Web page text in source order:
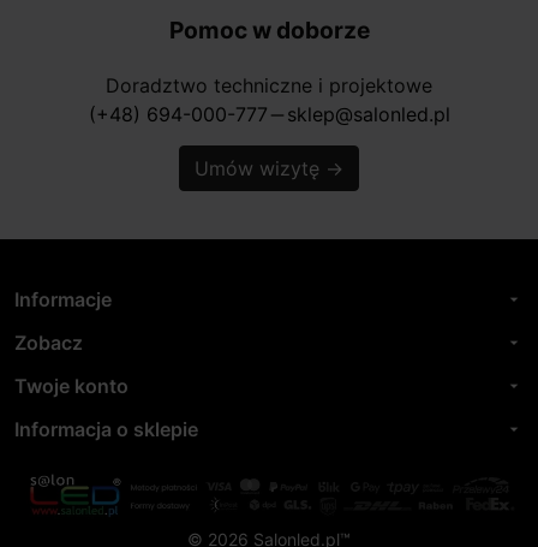
Pomoc w doborze
Doradztwo techniczne i projektowe
(+48) 694-000-777 horizontal_rule sklep@salonled.pl
Umów wizytę →
Informacje arrow_drop_down
Zobacz arrow_drop_down
Twoje konto arrow_drop_down
Informacja o sklepie arrow_drop_down
© 2026 Salonled.pl™